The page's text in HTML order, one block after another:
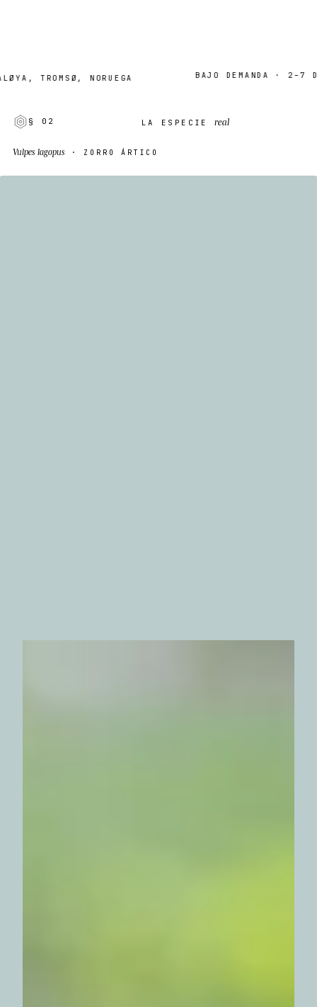
TROMSØ, NORUEGA BAJO DEMANDA · 2–7 DÍAS
§ 02 LA ESPECIE real
Vulpes lagopus · ZORRO ÁRTICO